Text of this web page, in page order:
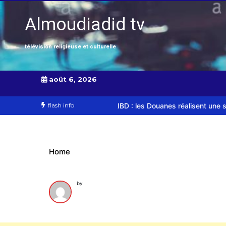
Almoudiadid tv
télévision religieuse et culturelle
août 6, 2026
flash info
AIBD : les Douanes réalisent une saisie de 28 kg de
Home
by